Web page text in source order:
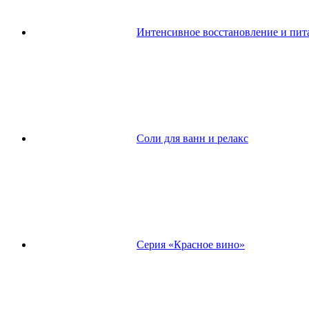
Интенсивное восстановление и
Соли для ванн и релакс
Серия «Красное вино»